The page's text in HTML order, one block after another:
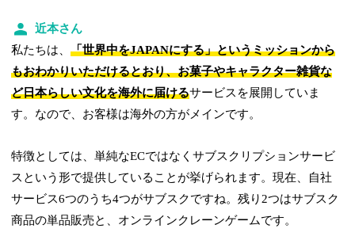
近本さん
私たちは、「世界中をJAPANにする」というミッションから
もおわかりいただけるとおり、お菓子やキャラクター雑貨な
ど日本らしい文化を海外に届けるサービスを展開していま
す。なので、お客様は海外の方がメインです。
特徴としては、単純なECではなくサブスクリプションサービ
スという形で提供していることが挙げられます。現在、自社
サービス6つのうち4つがサブスクですね。残り2つはサブスク
商品の単品販売と、オンラインクレーンゲームです。